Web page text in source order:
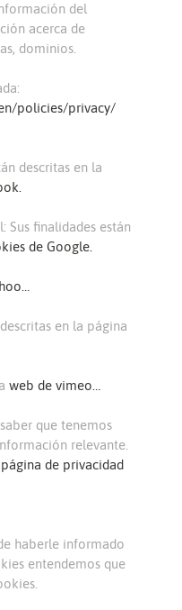
del
acerca de
dominios.
policies/privacy/
descritas en la
Sus finalidades están
de Google.
en la página
web de vimeo…
que tenemos
relevante.
página de privacidad
haberle informado
entendemos que